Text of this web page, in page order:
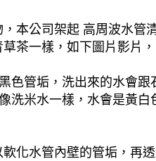
本公司架起 高周波水管
茶一樣，如下圖片影片
色管垢，洗出來的水會跟
洗米水一樣，水會是黃白
化水管內壁的管垢，再